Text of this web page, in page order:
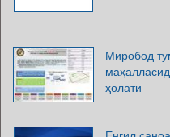
Миробод
ҳолати